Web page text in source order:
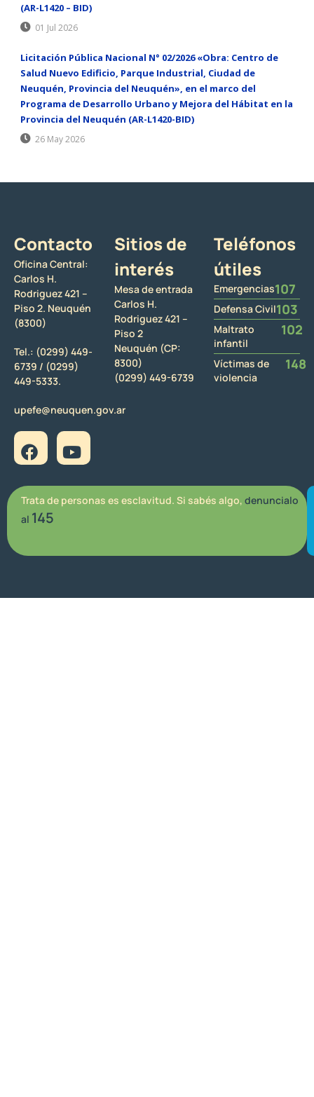
(AR-L1420 – BID)
01 Jul 2026
Licitación Pública Nacional N° 02/2026 «Obra: Centro de
Salud Nuevo Edificio, Parque Industrial, Ciudad de
Neuquén, Provincia del Neuquén», en el marco del
Programa de Desarrollo Urbano y Mejora del Hábitat en la
Provincia del Neuquén (AR-L1420-BID)
26 May 2026
Contacto
Oficina Central:
Carlos H.
Rodriguez 421 –
Piso 2. Neuquén
(8300)
Tel.: (0299) 449-
6739 / (0299)
449-5333.
upefe@neuquen.gov.ar
Sitios de
interés
Mesa de entrada
Carlos H.
Rodriguez 421 –
Piso 2
Neuquén (CP:
8300)
(0299) 449-6739
Teléfonos
útiles
Emergencias107
Defensa Civil103
Maltrato
infantil
102
Víctimas de
violencia
148
Trata de personas es esclavitud. Si sabés algo, denuncialo
al 145